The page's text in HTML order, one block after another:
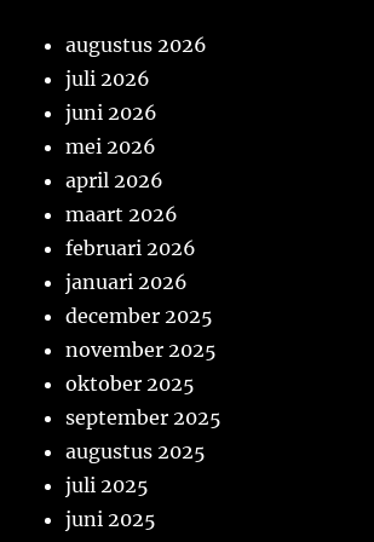
augustus 2026
juli 2026
juni 2026
mei 2026
april 2026
maart 2026
februari 2026
januari 2026
december 2025
november 2025
oktober 2025
september 2025
augustus 2025
juli 2025
juni 2025